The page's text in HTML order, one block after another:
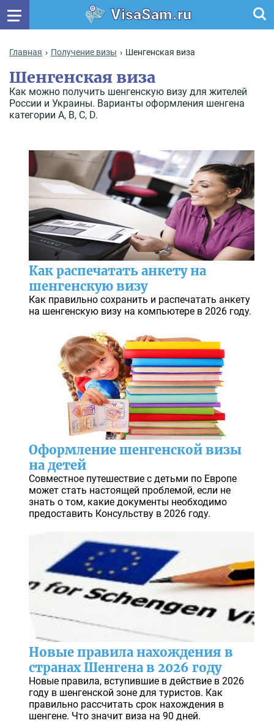
VisaSam.ru
Главная Получение визы Шенгенская виза
Шенгенская виза
Как можно получить шенгенскую визу для жителей
России и Украины. Варианты оформления шенгена
категории А, В, С, D.
Как распечатать анкету на
шенгенскую визу
Как правильно сохранить и распечатать анкету
на шенгенскую визу на компьютере в 2026 году.
Оформление шенгенской визы
на детей
Совместное путешествие с детьми по Европе
может стать настоящей проблемой, если не
знать о том, какие документы необходимо
предоставить Консульству в 2026 году.
Новые правила нахождения в
странах Шенгена в 2026 году
Новые правила, вступившие в действие в 2026
году в шенгенской зоне для туристов. Как
правильно рассчитать срок нахождения в
шенгене. Что значит виза на 90 дней.